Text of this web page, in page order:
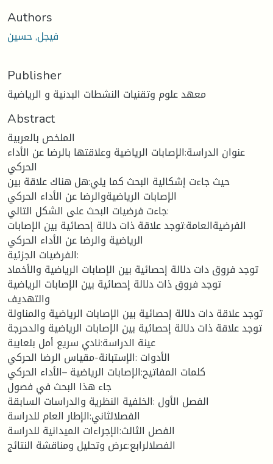
Authors
فيجل, حسين
Publisher
معهد علوم وتقنيات النشطات البدنية و الرياضية
Abstract
الملخص بالعربية
عنوان الدراسة:الإصابات الرياضية وعلاقتها بالرضا عن الأداء
الحركي
حيث جاءت إشكالية البحث كما يلي:هل هناك علاقة بين
الإصابات الرياضيةوالرضا عن الأداء الحركي
جاءت فرضيات البحث على الشكل التالي:
الفرضيةالعامة:توجد علاقة ذات دلالة إحصائية بين الإصابات
الرياضية والرضا عن الأداء الحركي
الفرضيات الجزئية:
توجد فروق دات دلالة إحصائية بين الإصابات الرياضية والأخماد
توجد فروق ذات دلالة إحصائية بين الإصابات الرياضية
والتهديف
توجد علاقة دات دلالة إحصائية بين الإصابات الرياضية والمناولة
توجد علاقة ذات دلالة إحصائية بين الإصابات الرياضية والدحرجة
عينة الدراسة:نادي سريع أمل بلعايبة
الأدوات :الإستبانة-مقياس الرضا الحركي
كلمات المفاتيح:الإصابات الرياضية –الأداء الحركي
جاء هذا البحث في فصول
الفصل الأول :الخلفية النظرية والدراسات السابقة
الفصلالثاني:الإطار العام للدراسة
الفصل الثالث:الإجراءات الميدانية للدراسة
الفصلالرابع:عرض وتحليل ومناقشة النتائج